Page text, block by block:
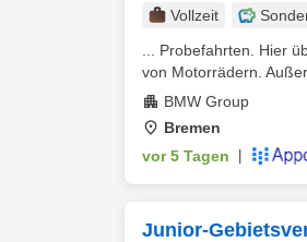
Vollzeit
... Probefahrten. Hier
von Motorrädern.
BMW Group
Bremen
vor 5 Tagen
Junior-